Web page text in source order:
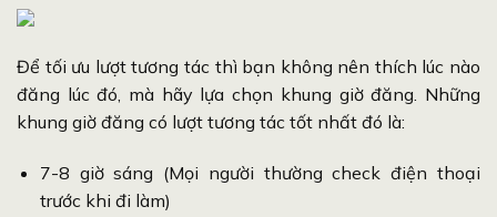
Để tối ưu lượt tương tác thì bạn không nên thích lúc nào
đăng lúc đó, mà hãy lựa chọn khung giờ đăng. Những
khung giờ đăng có lượt tương tác tốt nhất đó là:
7-8 giờ sáng (Mọi người thường check điện thoại
trước khi đi làm)